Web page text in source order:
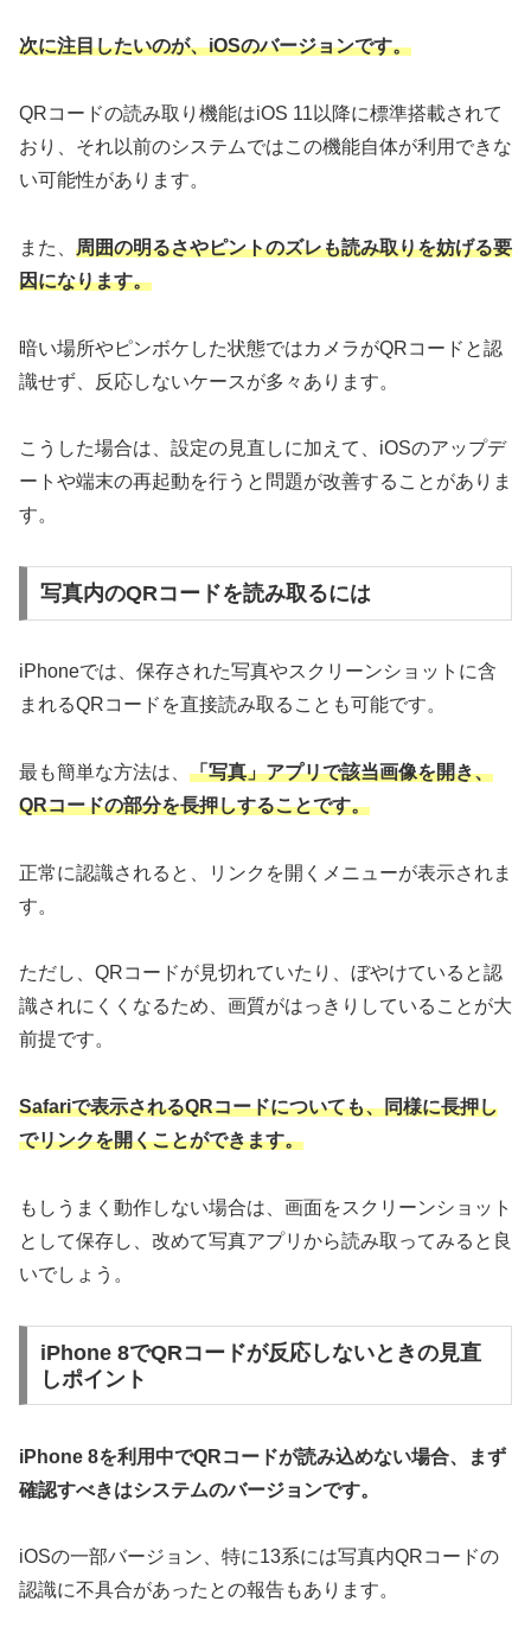
次に注目したいのが、iOSのバージョンです。
QRコードの読み取り機能はiOS 11以降に標準搭載されて
おり、それ以前のシステムではこの機能自体が利用できな
い可能性があります。
また、 周囲の明るさやピントのズレも読み取りを妨げる要
因になります。
暗い場所やピンボケした状態ではカメラがQRコードと認
識せず、反応しないケースが多々あります。
こうした場合は、設定の見直しに加えて、iOSのアップデ
ートや端末の再起動を行うと問題が改善することがありま
す。
写真内のQRコードを読み取るには
iPhoneでは、保存された写真やスクリーンショットに含
まれるQRコードを直接読み取ることも可能です。
最も簡単な方法は、 「写真」アプリで該当画像を開き、
QRコードの部分を長押しすることです。
正常に認識されると、リンクを開くメニューが表示されま
す。
ただし、QRコードが見切れていたり、ぼやけていると認
識されにくくなるため、画質がはっきりしていることが大
前提です。
Safariで表示されるQRコードについても、同様に長押し
でリンクを開くことができます。
もしうまく動作しない場合は、画面をスクリーンショット
として保存し、改めて写真アプリから読み取ってみると良
いでしょう。
iPhone 8でQRコードが反応しないときの見直
しポイント
iPhone 8を利用中でQRコードが読み込めない場合、まず
確認すべきはシステムのバージョンです。
iOSの一部バージョン、特に13系には写真内QRコードの
認識に不具合があったとの報告もあります。